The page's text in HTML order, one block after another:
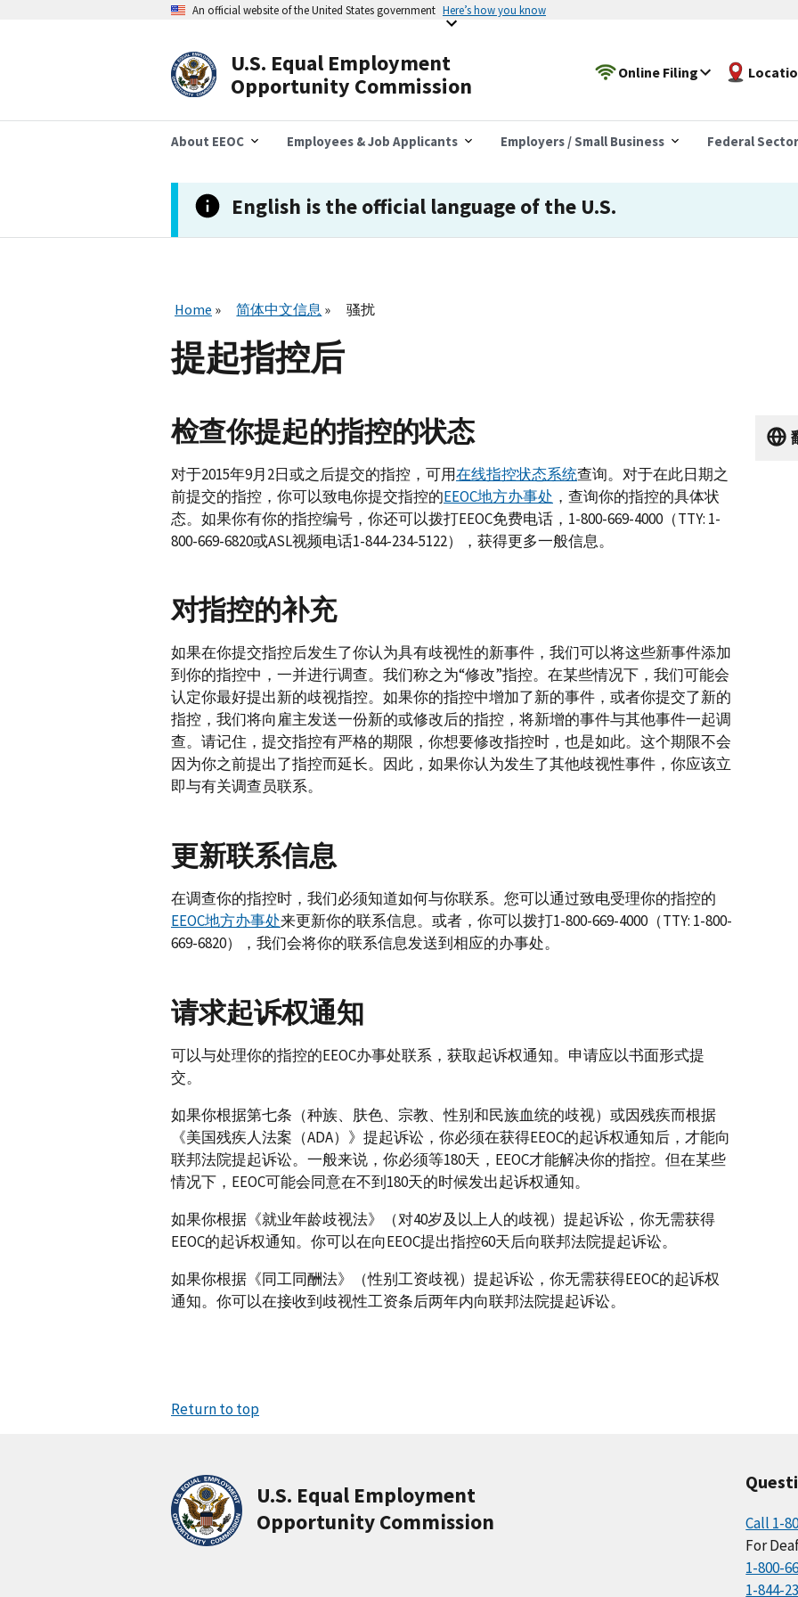
An official website of the United States government Here’s how you know
U.S. Equal Employment
Opportunity Commission
Online Filing
About EEOC Employees & Job Applicants Employers / Small Business Federal Sector
English is the official language of the U.S.
Home 简体中文信息 骚扰
提起指控后
检查你提起的指控的状态
对于2015年9月2日或之后提交的指控，可用在线指控状态系统查询。对于在此日期之
前提交的指控，你可以致电你提交指控的EEOC地方办事处 ，查询你的指控的具体状
态。如果你有你的指控编号，你还可以拨打EEOC免费电话，1-800-669-4000（TTY: 1-
800-669-6820或ASL视频电话1-844-234-5122），获得更多一般信息。
对指控的补充
如果在你提交指控后发生了你认为具有歧视性的新事件，我们可以将这些新事件添加
到你的指控中，一并进行调查。我们称之为“修改”指控。在某些情况下，我们可能会
认定你最好提出新的歧视指控。如果你的指控中增加了新的事件，或者你提交了新的
指控，我们将向雇主发送一份新的或修改后的指控，将新增的事件与其他事件一起调
查。请记住，提交指控有严格的期限，你想要修改指控时，也是如此。这个期限不会
因为你之前提出了指控而延长。因此，如果你认为发生了其他歧视性事件，你应该立
即与有关调查员联系。
更新联系信息
在调查你的指控时，我们必须知道如何与你联系。您可以通过致电受理你的指控的
EEOC地方办事处来更新你的联系信息。或者，你可以拨打1-800-669-4000（TTY: 1-800-
669-6820），我们会将你的联系信息发送到相应的办事处。
请求起诉权通知
可以与处理你的指控的EEOC办事处联系，获取起诉权通知。申请应以书面形式提
交。
如果你根据第七条（种族、肤色、宗教、性别和民族血统的歧视）或因残疾而根据
《美国残疾人法案（ADA）》提起诉讼，你必须在获得EEOC的起诉权通知后，才能向
联邦法院提起诉讼。一般来说，你必须等180天，EEOC才能解决你的指控。但在某些
情况下，EEOC可能会同意在不到180天的时候发出起诉权通知。
如果你根据《就业年龄歧视法》（对40岁及以上人的歧视）提起诉讼，你无需获得
EEOC的起诉权通知。你可以在向EEOC提出指控60天后向联邦法院提起诉讼。
如果你根据《同工同酬法》（性别工资歧视）提起诉讼，你无需获得EEOC的起诉权
通知。你可以在接收到歧视性工资条后两年内向联邦法院提起诉讼。
Return to top
U.S. Equal Employment
Opportunity Commission
Call 1-
For
1-800-
1-844-